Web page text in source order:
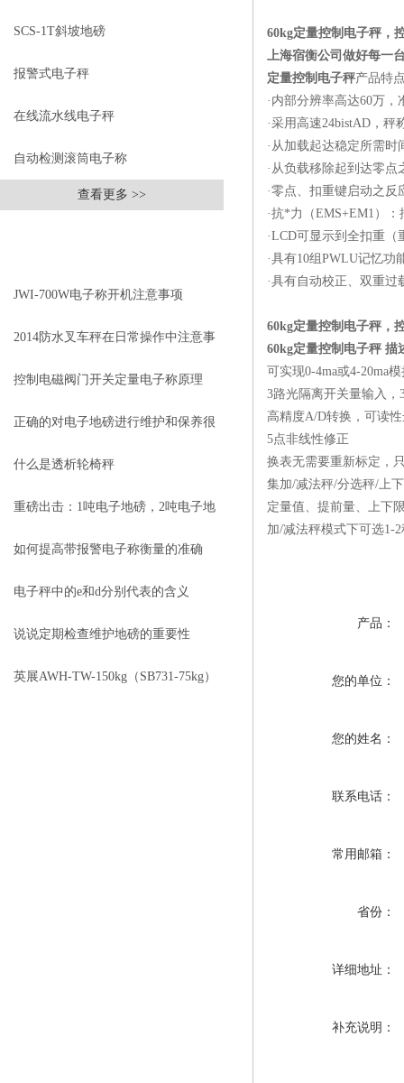
SCS-1T斜坡地磅
报警式电子秤
在线流水线电子秤
自动检测滚筒电子称
查看更多 >>
JWI-700W电子称开机注意事项
2014防水叉车秤在日常操作中注意事
项
控制电磁阀门开关定量电子称原理
正确的对电子地磅进行维护和保养很
有必要
什么是透析轮椅秤
重磅出击：1吨电子地磅，2吨电子地
磅秤，3吨地磅低价狂甩
如何提高带报警电子称衡量的准确
度？
电子秤中的e和d分别代表的含义
说说定期检查维护地磅的重要性
英展AWH-TW-150kg（SB731-75kg）
60kg定量控制电子秤，
上海宿衡公司做好每一
定量控制电子秤产品特
·内部分辨率高达60万
·采用高速24bistAD，秤
·从加载起达稳定所需时
·从负载移除起到达零点
·零点、扣重键启动之反
·抗*力（EMS+EM1）
·LCD可显示到全扣重（
·具有10组PWLU记忆功
·具有自动校正、双重过
60kg定量控制电子秤，
60kg定量控制电子秤 描
可实现0-4ma或4-20ma
3路光隔离开关量输入
高精度A/D转换，可读
5点非线性修正
换表无需要重新标定，
集加/减法秤/分选秤/上
定量值、提前量、上下
加/减法秤模式下可选1-
产品：
您的单位：
您的姓名：
联系电话：
常用邮箱：
省份：
详细地址：
补充说明：